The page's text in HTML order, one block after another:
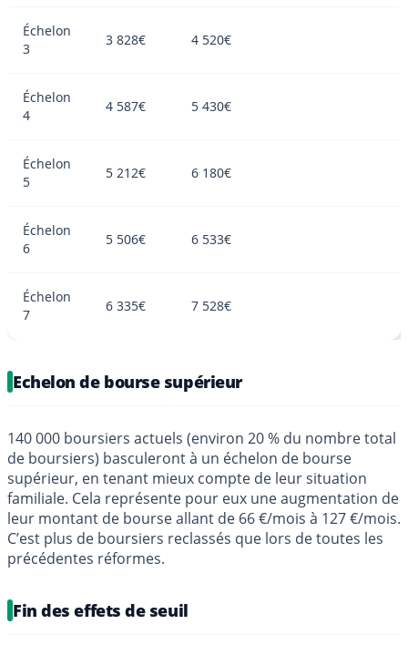
Échelon
3
3 828€ 4 520€
Échelon
4
4 587€ 5 430€
Échelon
5
5 212€ 6 180€
Échelon
6
5 506€ 6 533€
Échelon
7
6 335€ 7 528€
Echelon de bourse supérieur
140 000 boursiers actuels (environ 20 % du nombre total
de boursiers) basculeront à un échelon de bourse
supérieur, en tenant mieux compte de leur situation
familiale. Cela représente pour eux une augmentation de
leur montant de bourse allant de 66 €/mois à 127 €/mois.
C’est plus de boursiers reclassés que lors de toutes les
précédentes réformes.
Fin des effets de seuil